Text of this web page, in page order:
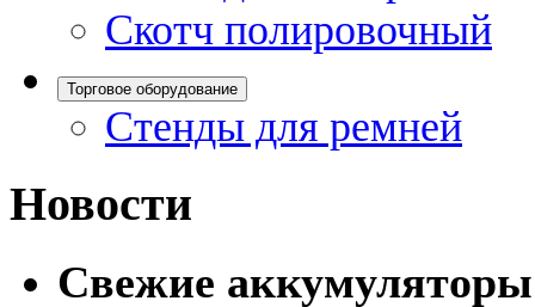
Скотч полировочный
Торговое оборудование
Стенды для ремней
Новости
Свежие